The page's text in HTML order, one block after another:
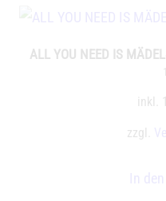
Chardonnay
ALL YOU NEED IS
inkl.
zzgl.